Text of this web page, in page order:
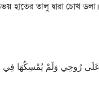
হাতের তালু দ্বারা চোখ ডলা।